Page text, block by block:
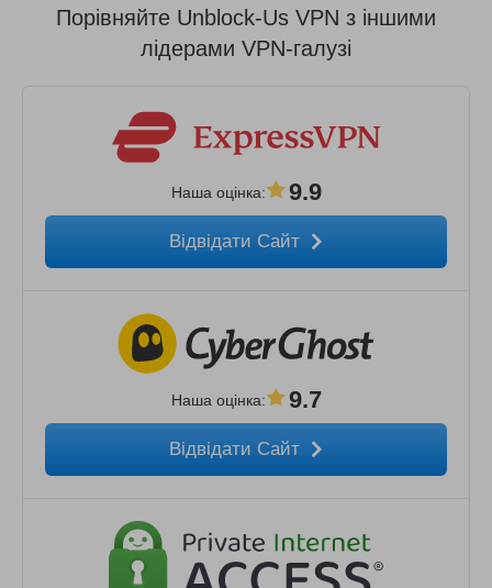
Порівняйте Unblock-Us VPN з іншими
лідерами VPN-галузі
Наша оцінка: 9.9
Відвідати Сайт
Наша оцінка: 9.7
Відвідати Сайт